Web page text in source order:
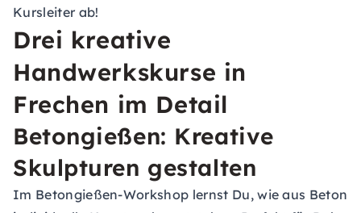
Kursleiter ab!
Drei kreative
Handwerkskurse in
Frechen im Detail
Betongießen: Kreative
Skulpturen gestalten
Im Betongießen-Workshop lernst Du, wie aus Beton